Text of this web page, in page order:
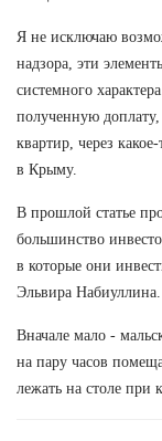
Я не исключаю
надзора, эти
системного
полученную
квартир, через
в Крыму.
В прошлой статье
большинство
в которые они
Эльвира Набиуллина.
Вначале мало -
на пару часов
лежать на столе при